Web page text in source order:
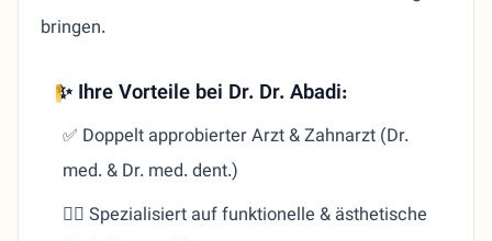
bringen.
✨ Ihre Vorteile bei Dr. Dr. Abadi:
✅ Doppelt approbierter Arzt & Zahnarzt (Dr.
med. & Dr. med. dent.)
👨‍⚕️ Spezialisiert auf funktionelle & ästhetische